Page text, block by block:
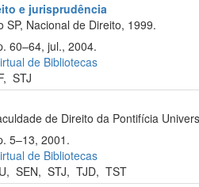
e jurisprudência
Nacional de Direito, 1999.
60–64, jul., 2004.
de Bibliotecas
, STJ
de Direito da Pontifícia
5–13, 2001.
de Bibliotecas
, SEN, STJ, TJD, TST